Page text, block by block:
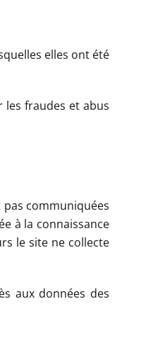
elles ont été
les fraudes et abus
communiquées
à la connaissance
le site ne collecte
aux données des